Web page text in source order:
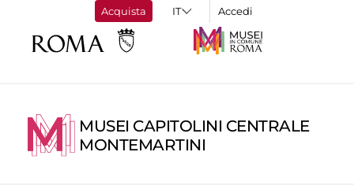
Acquista Accedi
MUSEI CAPITOLINI CENTRALE
MONTEMARTINI